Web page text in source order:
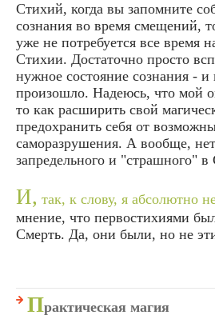
Стихий, когда вы запомните
сознания во время смещений,
уже не потребуется все время
Стихии. Достаточно просто
нужное состояние сознания -
произошло. Надеюсь, что мой
то как расширить свой
предохранить себя от
саморазрушения. А вообще,
запредельного и "страшного"
И, так, к слову, я абсолютно
мнение, что первостихиями
Смерть. Да, они были, но не
Практическая магия